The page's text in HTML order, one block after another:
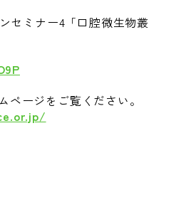
セミナー4「口腔微生物叢
ページをご覧ください。